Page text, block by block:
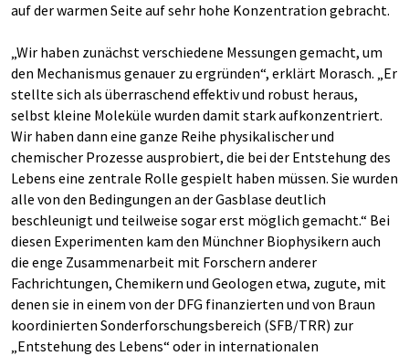
auf der warmen Seite auf sehr hohe Konzentration gebracht.
„Wir haben zunächst verschiedene Messungen gemacht, um
den Mechanismus genauer zu ergründen“, erklärt Morasch. „Er
stellte sich als überraschend effektiv und robust heraus,
selbst kleine Moleküle wurden damit stark aufkonzentriert.
Wir haben dann eine ganze Reihe physikalischer und
chemischer Prozesse ausprobiert, die bei der Entstehung des
Lebens eine zentrale Rolle gespielt haben müssen. Sie wurden
alle von den Bedingungen an der Gasblase deutlich
beschleunigt und teilweise sogar erst möglich gemacht.“ Bei
diesen Experimenten kam den Münchner Biophysikern auch
die enge Zusammenarbeit mit Forschern anderer
Fachrichtungen, Chemikern und Geologen etwa, zugute, mit
denen sie in einem von der DFG finanzierten und von Braun
koordinierten Sonderforschungsbereich (SFB/TRR) zur
„Entstehung des Lebens“ oder in internationalen